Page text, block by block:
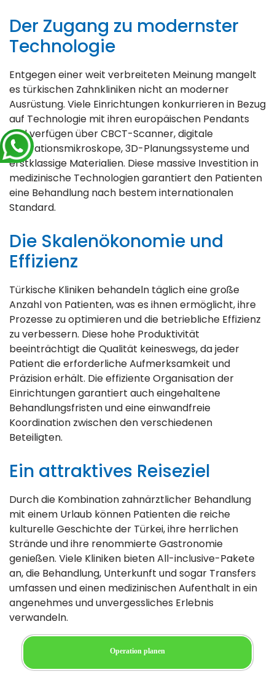
Der Zugang zu modernster
Technologie
Entgegen einer weit verbreiteten Meinung mangelt
es türkischen Zahnkliniken nicht an moderner
Ausrüstung. Viele Einrichtungen konkurrieren in Bezug
auf Technologie mit ihren europäischen Pendants
und verfügen über CBCT-Scanner, digitale
Operationsmikroskope, 3D-Planungssysteme und
erstklassige Materialien. Diese massive Investition in
medizinische Technologien garantiert den Patienten
eine Behandlung nach bestem internationalen
Standard.
Die Skalenökonomie und
Effizienz
Türkische Kliniken behandeln täglich eine große
Anzahl von Patienten, was es ihnen ermöglicht, ihre
Prozesse zu optimieren und die betriebliche Effizienz
zu verbessern. Diese hohe Produktivität
beeinträchtigt die Qualität keineswegs, da jeder
Patient die erforderliche Aufmerksamkeit und
Präzision erhält. Die effiziente Organisation der
Einrichtungen garantiert auch eingehaltene
Behandlungsfristen und eine einwandfreie
Koordination zwischen den verschiedenen
Beteiligten.
Ein attraktives Reiseziel
Durch die Kombination zahnärztlicher Behandlung
mit einem Urlaub können Patienten die reiche
kulturelle Geschichte der Türkei, ihre herrlichen
Strände und ihre renommierte Gastronomie
genießen. Viele Kliniken bieten All-inclusive-Pakete
an, die Behandlung, Unterkunft und sogar Transfers
umfassen und einen medizinischen Aufenthalt in ein
angenehmes und unvergessliches Erlebnis
verwandeln.
Operation planen